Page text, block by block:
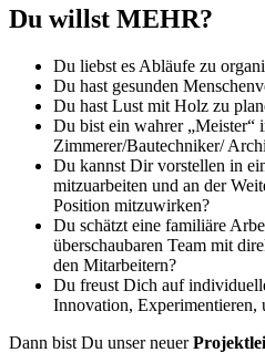
Du willst MEHR?
Du liebst es Abläufe zu
Du hast gesunden
Du hast Lust mit Holz zu
Du bist ein wahrer „Meister“
Zimmerer/Bautechniker/
Du kannst Dir vorstellen in
mitzuarbeiten und an der
Position mitzuwirken?
Du schätzt eine familiäre
überschaubaren Team mit
den Mitarbeitern?
Du freust Dich auf
Innovation, Experimentieren,
Dann bist Du unser neuer